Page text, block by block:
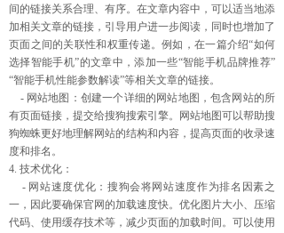
间的链接关系合理、有序。在文章内容中，可以适当地添
加相关文章的链接，引导用户进一步阅读，同时也增加了
页面之间的关联性和权重传递。例如，在一篇介绍“如何
选择智能手机”的文章中，添加一些“智能手机品牌推荐”
“智能手机性能参数解读”等相关文章的链接。
- 网站地图：创建一个详细的网站地图，包含网站的所
有页面链接，提交给搜狗搜索引擎。网站地图可以帮助搜
狗蜘蛛更好地理解网站的结构和内容，提高页面的收录速
度和排名。
4. 技术优化：
- 网站速度优化：搜狗会将网站速度作为排名因素之
一，因此要确保官网的加载速度快。优化图片大小、压缩
代码、使用缓存技术等，减少页面的加载时间。可以使用